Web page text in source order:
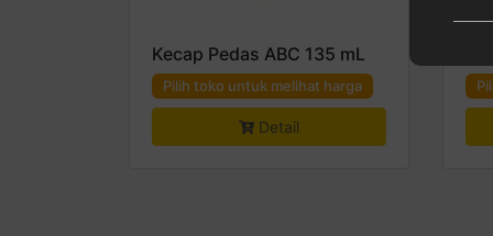
Kecap Pedas ABC 135 mL
Pilih toko untuk melihat harga
Detail